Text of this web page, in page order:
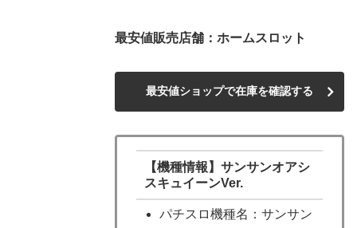
最安値販売店舗：ホームスロット
最安値ショップで在庫を確認する
【機種情報】サンサンオアシ
スキュイーンVer.
パチスロ機種名：サンサン